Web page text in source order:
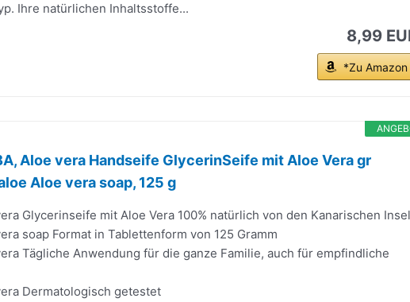
Ihre natürlichen Inhaltsstoffe...
8,99
*Zu Amazon
Aloe vera Handseife GlycerinSeife mit Aloe Vera gr
Aloe vera soap, 125 g
Glycerinseife mit Aloe Vera 100% natürlich von den Kanarischen
soap Format in Tablettenform von 125 Gramm
Tägliche Anwendung für die ganze Familie, auch für empfindliche
Dermatologisch getestet